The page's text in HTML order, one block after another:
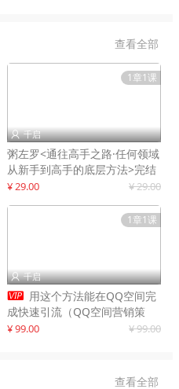
查看全部
1章1课
 千启
粥左罗<通往高手之路·任何领域
从新手到高手的底层方法>完结
¥ 29.00 ¥ 29.00
1章1课
 千启
 用这个方法能在QQ空间完
成快速引流（QQ空间营销策
略）
¥ 99.00 ¥ 99.00
查看全部